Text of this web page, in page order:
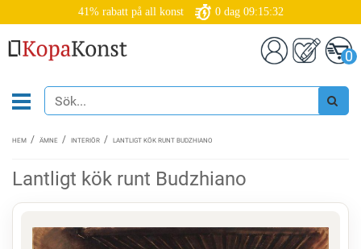
41% rabatt på all konst 0 dag 09:15:32
0
HEM ÄMNE INTERIÖR LANTLIGT KÖK RUNT BUDZHIANO
Lantligt kök runt Budzhiano